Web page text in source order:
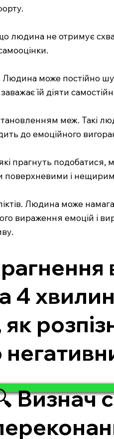
людина не отримує
Людина може постійно
їй діяти
меж. Такі
до емоційного
прагнуть
поверхневими і
Людина може
вираження емоцій і
4
як
Визнач